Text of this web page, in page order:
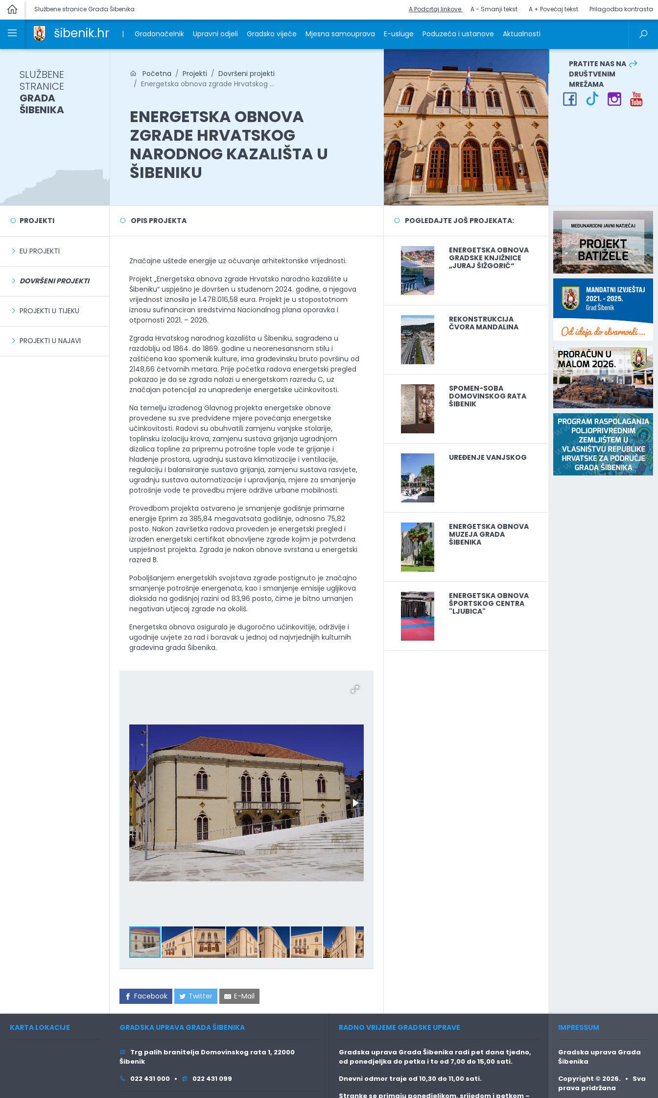
Službene stranice Grada Šibenika A Podcrtaj linkove A - Smanji tekst A + Povećaj tekst Prilagodba kontrasta
šibenik.hr | Gradonačelnik Upravni odjeli Gradsko vijeće Mjesna samouprava E-usluge Poduzeća i ustanove Aktualnosti
SLUŽBENE
STRANICE
GRADA
ŠIBENIKA
Početna Projekti
Dovršeni projekti
Energetska obnova zgrade Hrvatskog ...
ENERGETSKA OBNOVA
ZGRADE HRVATSKOG
NARODNOG KAZALIŠTA U
ŠIBENIKU
PRATITE NAS NA
DRUŠTVENIM
MREŽAMA
PROJEKTI
EU PROJEKTI
DOVRŠENI PROJEKTI
PROJEKTI U TIJEKU
PROJEKTI U NAJAVI
OPIS PROJEKTA
Značajne uštede energije uz očuvanje arhitektonske vrijednosti.
Projekt „Energetska obnova zgrade Hrvatsko narodno kazalište u
Šibeniku“ uspješno je dovršen u studenom 2024. godine, a njegova
vrijednost iznosila je 1.478.016,58 eura. Projekt je u stopostotnom
iznosu sufinanciran sredstvima Nacionalnog plana oporavka i
otpornosti 2021. – 2026.
Zgrada Hrvatskog narodnog kazališta u Šibeniku, sagrađena u
razdoblju od 1864. do 1869. godine u neorenesansnom stilu i
zaštićena kao spomenik kulture, ima građevinsku bruto površinu od
2148,66 četvornih metara. Prije početka radova energetski pregled
pokazao je da se zgrada nalazi u energetskom razredu C, uz
značajan potencijal za unapređenje energetske učinkovitosti.
Na temelju izrađenog Glavnog projekta energetske obnove
provedene su sve predviđene mjere povećanja energetske
učinkovitosti. Radovi su obuhvatili zamjenu vanjske stolarije,
toplinsku izolaciju krova, zamjenu sustava grijanja ugradnjom
dizalica topline za pripremu potrošne tople vode te grijanje i
hlađenje prostora, ugradnju sustava klimatizacije i ventilacije,
regulaciju i balansiranje sustava grijanja, zamjenu sustava rasvjete,
ugradnju sustava automatizacije i upravljanja, mjere za smanjenje
potrošnje vode te provedbu mjere održive urbane mobilnosti.
Provedbom projekta ostvareno je smanjenje godišnje primarne
energije Eprim za 385,84 megavatsata godišnje, odnosno 75,82
posto. Nakon završetka radova proveden je energetski pregled i
izrađen energetski certifikat obnovljene zgrade kojim je potvrđena
uspješnost projekta. Zgrada je nakon obnove svrstana u energetski
razred B.
Poboljšanjem energetskih svojstava zgrade postignuto je značajno
smanjenje potrošnje energenata, kao i smanjenje emisije ugljikova
dioksida na godišnjoj razini od 83,96 posto, čime je bitno umanjen
negativan utjecaj zgrade na okoliš.
Energetska obnova osigurala je dugoročno učinkovitije, održivije i
ugodnije uvjete za rad i boravak u jednoj od najvrjednijih kulturnih
građevina grada Šibenika.
Facebook Twitter E-Mail
POGLEDAJTE JOŠ PROJEKATA:
ENERGETSKA OBNOVA
GRADSKE KNJIŽNICE
„JURAJ ŠIŽGORIĆ“
REKONSTRUKCIJA
ČVORA MANDALINA
SPOMEN-SOBA
DOMOVINSKOG RATA
ŠIBENIK
UREĐENJE VANJSKOG
ENERGETSKA OBNOVA
MUZEJA GRADA
ŠIBENIKA
ENERGETSKA OBNOVA
ŠPORTSKOG CENTRA
"LJUBICA"
KARTA LOKACIJE GRADSKA UPRAVA GRADA ŠIBENIKA
Trg palih branitelja Domovinskog rata 1, 22000
Šibenik
022 431 000 •
022 431 099
RADNO VRIJEME GRADSKE UPRAVE
Gradska uprava Grada Šibenika radi pet dana tjedno,
od ponedjeljka do petka i to od 7,00 do 15,00 sati.
Dnevni odmor traje od 10,30 do 11,00 sati.
Stranke se primaju ponedjeljkom, srijedom i petkom –
IMPRESSUM
Gradska uprava Grada
Šibenika
Copyright © 2026. • Sva
prava pridržana